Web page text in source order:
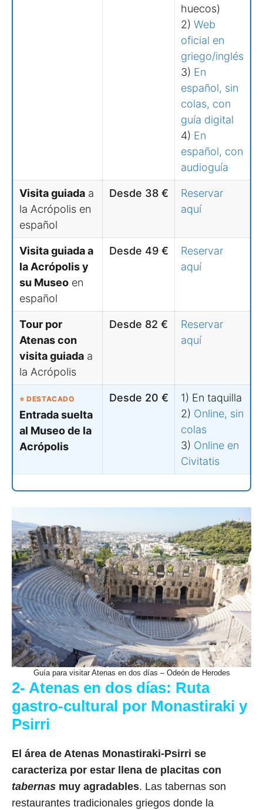
huecos)
2) Web
oficial en
griego/inglés
3) En
español, sin
colas, con
guía digital
4) En
español, con
audioguía
Visita guiada a
la Acrópolis en
español
Desde 38 €
Reservar
aquí
Visita guiada a
la Acrópolis y
su Museo en
español
Desde 49 €
Reservar
aquí
Tour por
Atenas con
visita guiada a
la Acrópolis
Desde 82 €
Reservar
aquí
⭐ DESTACADO
Entrada suelta
al Museo de la
Acrópolis
Desde 20 €
1) En taquilla
2) Online, sin
colas
3) Online en
Civitatis
Guía para visitar Atenas en dos días – Odeón de Herodes
2- Atenas en dos días: Ruta
gastro-cultural por Monastiraki y
Psirri
El área de Atenas Monastiraki-Psirri se
caracteriza por estar llena de placitas con
tabernas muy agradables. Las tabernas son
restaurantes tradicionales griegos donde la